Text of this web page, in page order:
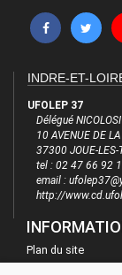
INDRE-ET-
UFOLEP 37
Délégué
10 AVENUE DE
37300 JOUE-LES-
tel : 02 47 66 92
email :
http://
Plan du site